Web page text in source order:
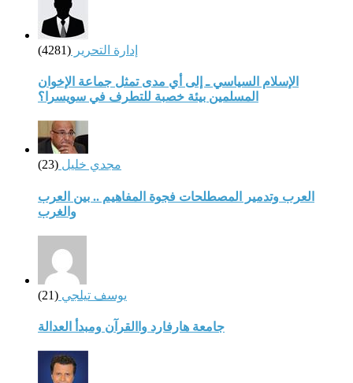
إدارة التحرير (4281)
الإسلام السياسي ـ إلى أي مدى تمثل جماعة الإخوان
المسلمين بيئة خصبة للتطرف في سويسرا؟
مجدي خليل (23)
العرب وتدمير المصطلحات فجوة المفاهيم .. بين العرب
والغرب
يوسف تيلجي (21)
جامعة هارفارد واالقرآن ومبدأ العدالة